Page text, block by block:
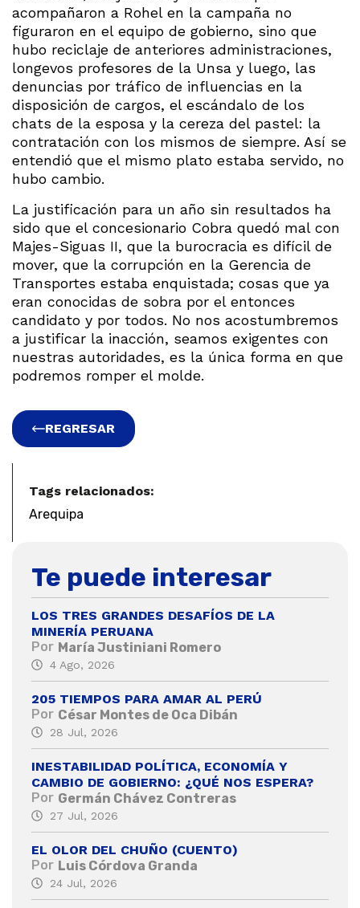
acompañaron a Rohel en la campaña no
figuraron en el equipo de gobierno, sino que
hubo reciclaje de anteriores administraciones,
longevos profesores de la Unsa y luego, las
denuncias por tráfico de influencias en la
disposición de cargos, el escándalo de los
chats de la esposa y la cereza del pastel: la
contratación con los mismos de siempre. Así se
entendió que el mismo plato estaba servido, no
hubo cambio.
La justificación para un año sin resultados ha
sido que el concesionario Cobra quedó mal con
Majes-Siguas II, que la burocracia es difícil de
mover, que la corrupción en la Gerencia de
Transportes estaba enquistada; cosas que ya
eran conocidas de sobra por el entonces
candidato y por todos. No nos acostumbremos
a justificar la inacción, seamos exigentes con
nuestras autoridades, es la única forma en que
podremos romper el molde.
REGRESAR
Tags relacionados:
Arequipa
Te puede interesar
LOS TRES GRANDES DESAFÍOS DE LA
MINERÍA PERUANA
Por María Justiniani Romero
4 Ago, 2026
205 TIEMPOS PARA AMAR AL PERÚ
Por César Montes de Oca Dibán
28 Jul, 2026
INESTABILIDAD POLÍTICA, ECONOMÍA Y
CAMBIO DE GOBIERNO: ¿QUÉ NOS ESPERA?
Por Germán Chávez Contreras
27 Jul, 2026
EL OLOR DEL CHUÑO (CUENTO)
Por Luis Córdova Granda
24 Jul, 2026